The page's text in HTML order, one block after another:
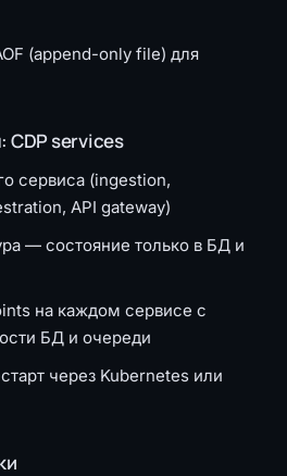
(append-only file) для
CDP services
сервиса (ingestion,
API gateway)
— состояние только в БД и
на каждом сервисе с
БД и очереди
через Kubernetes или